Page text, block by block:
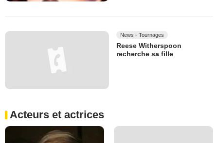
News - Tournages
Reese Witherspoon
recherche sa fille
Acteurs et actrices